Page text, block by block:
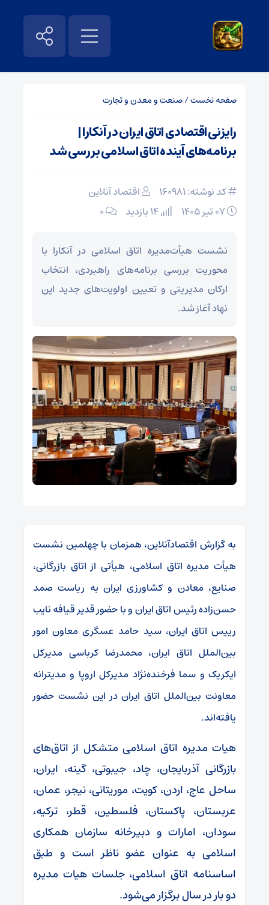
صفحه نخست/صنعت و معدن و تجارت
رایزنی اقتصادی اتاق ایران در آنکارا |
برنامه‌های آینده اتاق اسلامی بررسی شد
کد نوشته: 160981
اقتصاد آنلاین
۰
نشست هیأت‌مدیره اتاق اسلامی در آنکارا با
محوریت بررسی برنامه‌های راهبردی، انتخاب
ارکان مدیریتی و تعیین اولویت‌های جدید این
نهاد آغاز شد.
به گزارش اقتصادآنلاین، همزمان با چهلمین نشست
هیأت مدیره اتاق اسلامی، هیأتی از اتاق بازرگانی،
صنایع، معادن و کشاورزی ایران به ریاست صمد
حسن‌زاده رئیس اتاق ایران و با حضور قدیر قیافه نایب
رییس اتاق ایران، سید حامد عسگری معاون امور
بین‌الملل اتاق ایران، محمدرضا کرباسی مدیرکل
ایکریک و سما فرخنده‌نژاد مدیرکل اروپا و مدیترانه
معاونت بین‌الملل اتاق ایران در این نشست حضور
یافته‌اند.
هیات مدیره اتاق اسلامی متشکل از اتاق‌های
بازرگانی آذربایجان، چاد، جیبوتی، گینه، ایران،
ساحل عاج، اردن، کویت، موریتانی، نیجر، عمان،
عربستان، پاکستان، فلسطین، قطر، ترکیه،
سودان، امارات و دبیرخانه سازمان همکاری
اسلامی به عنوان عضو ناظر است و طبق
اساسنامه اتاق اسلامی، جلسات هیات مدیره
دو بار در سال برگزار می‌شود.